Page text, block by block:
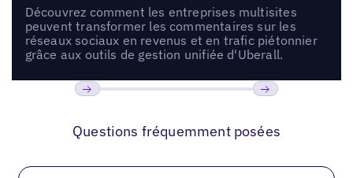
Découvrez comment les entreprises multisites
peuvent transformer les commentaires sur les
réseaux sociaux en revenus et en trafic piétonnier
grâce aux outils de gestion unifiée d'Uberall.
Questions fréquemment posées